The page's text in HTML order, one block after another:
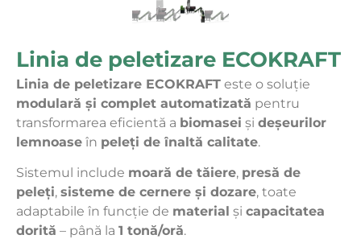
Linia de peletizare ECOKRAFT
Linia de peletizare ECOKRAFT este o soluție
modulară și complet automatizată pentru
transformarea eficientă a biomasei și deșeurilor
lemnoase în peleți de înaltă calitate.
Sistemul include moară de tăiere, presă de
peleți, sisteme de cernere și dozare, toate
adaptabile în funcție de material și capacitatea
dorită – până la 1 tonă/oră.